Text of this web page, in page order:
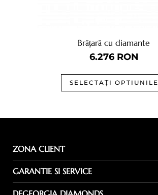
Brățară cu diamante
6.276RON
SELECTAȚI OPTIUNILE
ZONA CLIENT
Termeni de livrare
GARANTIE SI SERVICE